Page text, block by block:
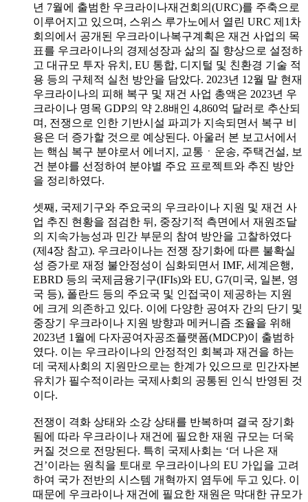
년 7월에 출범한 우크라이나재건회의(URC)를 주축으로
이루어지고 있으며, 스위스 루가노에서 열린 URC 제1차
회의에서 공개된 우크라이나복구계획은 재건 사업의 목
표를 우크라이나의 경제성장과 삶의 질 향상으로 설정하
고 대규모 투자 유치, EU 통합, 디지털 및 친환경 기술 적
용 등의 구체적 실천 방안을 담았다. 2023년 12월 말 현재
우크라이나의 피해 복구 및 재건 사업 총액은 2023년 우
크라이나 명목 GDP의 약 2.8배인 4,860억 달러로 추산되
며, 전쟁으로 인한 기반시설 파괴가 지속되면서 복구 비
용은 더 증가할 것으로 예상된다. 아울러 본 보고서에서
는 핵심 복구 분야로서 에너지, 교통ㆍ운송, 주택건설, 보
건 분야를 선정하여 분야별 주요 프로젝트와 추진 방안
을 정리하였다.
셋째, 국제기구와 주요국의 우크라이나 지원 및 재건 사
업 추진 현황을 점검한 뒤, 중장기적 측면에서 재원조달
의 지속가능성과 민간 부문의 참여 방안을 고찰하였다
(제4장 참고). 우크라이나는 전쟁 장기화에 따른 불확실
성 증가로 재정 불안정성이 심화되면서 IMF, 세계은행,
EBRD 등의 국제금융기구(IFIs)와 EU, G7(미국, 일본, 영
국 등), 폴란드 등의 주요국 및 인접국이 제공하는 지원
에 크게 의존하고 있다. 이에 다양한 공여자 간의 단기 및
중장기 우크라이나 지원 방향과 메커니즘 조율을 위해
2023년 1월에 다자공여자공조플랫폼(MDCP)이 출범하
였다. 이는 우크라이나의 안정적인 회복과 재건을 하는
데 국제사회의 지원만으로는 한계가 있으므로 민간자본
유치가 필수적이라는 국제사회의 공통된 인식 반영된 것
이다.
전쟁이 격화 상태와 소강 상태를 반복하며 결국 장기화
됨에 따라 우크라이나 재건에 필요한 재원 규모는 더욱
커질 것으로 전망된다. 특히 국제사회는 ‘더 나은 재
건’이라는 원칙을 토대로 우크라이나의 EU 가입을 고려
하여 국가 전반의 시스템 개혁까지 염두에 두고 있다. 이
때문에 우크라이나 재건에 필요한 재원은 막대한 규모가